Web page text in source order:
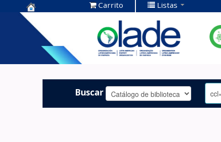
Centro de
Documentación
OLADE -
Carrito Listas
Buscar